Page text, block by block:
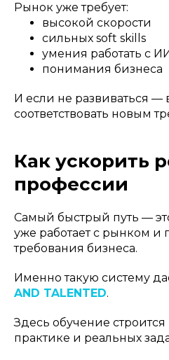
Рынок уже требует:
высокой скорости
сильных soft skills
умения работать с
понимания бизнеса
И если не развиваться —
соответствовать новым
Как ускорить
профессии
Самый быстрый путь —
уже работает с рынком и
требования бизнеса.
Именно такую систему
AND TALENTED.
Здесь обучение строится
практике и реальных